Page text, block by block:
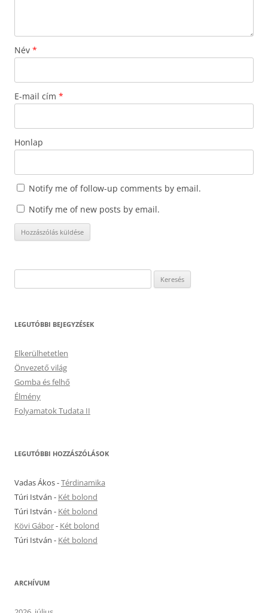
Név *
E-mail cím *
Honlap
Notify me of follow-up comments by email.
Notify me of new posts by email.
LEGUTÓBBI BEJEGYZÉSEK
Elkerülhetetlen
Önvezető világ
Gomba és felhő
Élmény
Folyamatok Tudata II
LEGUTÓBBI HOZZÁSZÓLÁSOK
Vadas Ákos-Térdinamika
Túri István - Két bolond
Túri István - Két bolond
Kövi Gábor- Két bolond
Túri István - Két bolond
ARCHÍVUM